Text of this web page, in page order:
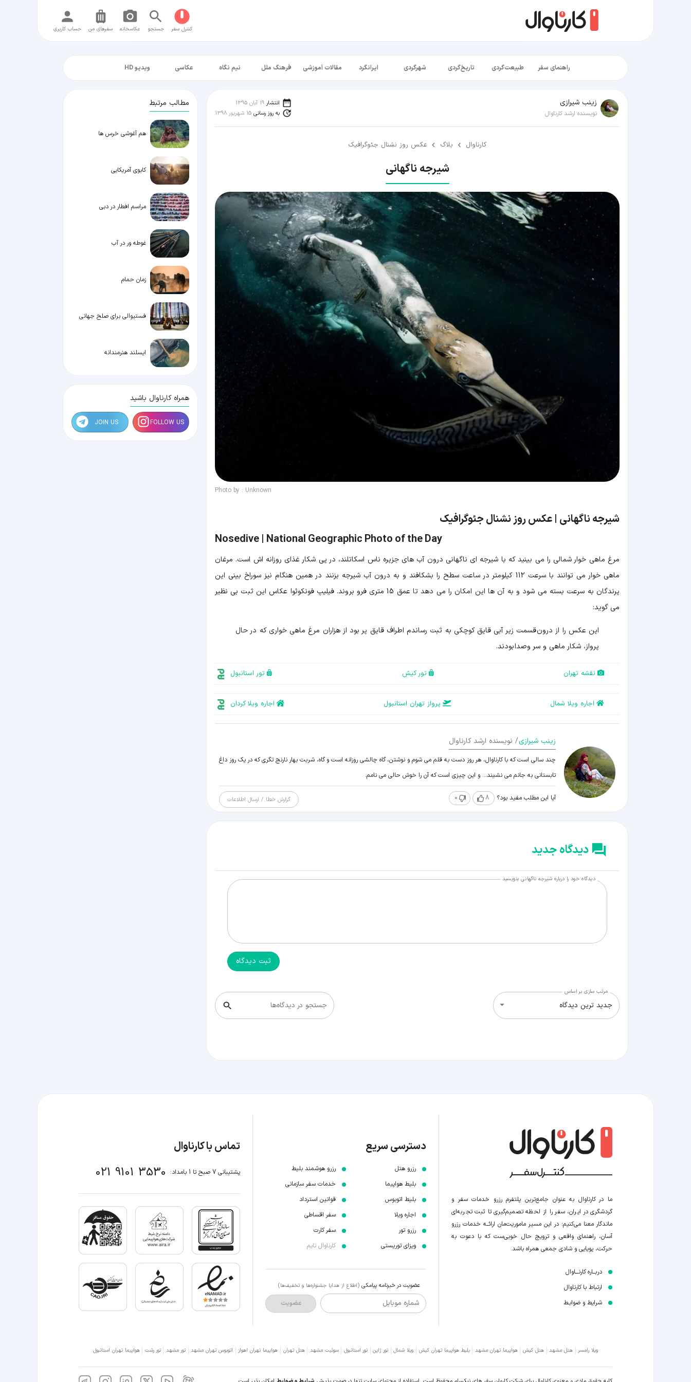
کنترل سفر جستجو عکاسخانه سفر‌های من حساب کاربری
راهنمای سفر طبیعت‌گردی تاریخ‌گردی شهرگردی ایرانگرد مقالات آموزشی فرهنگ ملل نیم نگاه عکاسی ویدیو HD
زينب شيرازی
نویسنده ارشد کارناوال
انتشار 19 آبان 1395
به روز رسانی 15 شهریور 1398
کارناوال بلاگ عکس روز نشنال جئوگرافیک
شیرجه ناگهانی
Photo by : Unknown
شیرجه ناگهانی | عکس روز نشنال جئوگرافیک
Nosedive | National Geographic Photo of the Day
مرغ ماهی خوار شمالی را می بینید که با شیرجه ای ناگهانی درون آب های جزیره ناس اسکاتلند، در پی شکار غذای روزانه اش است. مرغان
ماهی خوار می توانند با سرعت 112 کیلومتر در ساعت سطح را بشکافند و به درون آب شیرجه بزنند در همین هنگام نیز سوراخ بینی این
پرندگان به سرعت بسته می شود و به آن ها این امکان را می دهد تا عمق 15 متری فرو بروند. فیلیپ فونکوئوا عکاس این ثبت بی نظیر
می گوید:
این عکس را از درون قسمت زیر آبی قایق کوچکی به ثبت رساندم اطراف قایق پر بود از هزاران مرغ ماهی خواری که در حال
پرواز، شکار ماهی و سر وصدا بودند.
نقشه تهران تور کیش تور استانبول
اجاره ویلا شمال پرواز تهران استانبول اجاره ویلا کردان
زينب شيرازی/ نویسنده ارشد کارناوال
چند سالی است که با کارناوال، هر روز دست به قلم می شوم و نوشتن، گاه چالشی روزانه است و گاه، شربت بهار نارنج تگری که در یک روز داغ
تابستانی به جانم می نشیند... و این چیزی است که آن را خوش حالی می نامم.
آیا این مطلب مفید بود؟ 8
0 گزارش خطا / ارسال اطلاعات
دیدگاه جدید
دیدگاه خود را درباره شیرجه ناگهانی بنویسید
ثبت دیدگاه
جستجو در دیدگاه‌ها
مرتب سازی بر اساس
جدید ترین دیدگاه
مطالب مرتبط
هم آغوشی خرس ها
کابوی آمریکایی
مراسم افطار در دبی
غوطه ور در آب
زمان حمام
فستیوالی برای صلح جهانی
ایسلند هنرمندانه
همراه کارناوال باشید
FOLLOW US
JOIN US
ما در کارناوال به عنوان جامع‌ترین پلتفرم رزرو خدمات سفر و
گردشگری در ایران، سفر را از لحظه‌ تصمیم‌گیری تا ثبت تجربه‌ای
ماندگار معنا می‌کنیم؛ در این مسیر‍ ماموریت‌مان اراﺋــﻪ خدمات رزرو
آسان، راهنمای واقعی و ترویج حال خوبی‌ست که با دعوت به
حرکت، پویایی و شادی جمعی همراه باشد.
دربــاره کارنـــاوال
ارتباط با کارناوال
شرایط و ضوابـط
دسترسی سریع
رزرو هتل
بلیط هواپیما
بلیط اتوبوس
اجاره ویلا
رزرو تور
ویزای توریستی
رزرو هوشمند بلیط
خدمات سفر سازمانی
قوانین استرداد
سفر اقساطی
سفر کارت
کارناوال تایم
عضویت در خبرنامه پیامکی (اطلاع از هدایا جشنواره‌ها و تخفیف‌ها)
شماره موبایل عضویت
تماس با کارناوال
پشتیبانی 7 صبح تا 1 بامداد: 021 9101 3530
ویلا رامسر هتل مشهد هتل کیش هواپیما تهران مشهد بلیط هواپیما تهران کیش ویلا شمال تور ژاپن تور استانبول سوئیت مشهد هتل تهران هواپیما تهران اهواز اتوبوس تهران مشهد تور مشهد تور رشت هواپیما تهران استانبول